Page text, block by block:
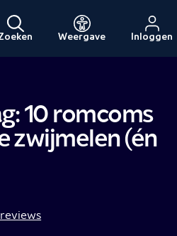
Weergave Inloggen
10 romcoms
zwijmelen (én